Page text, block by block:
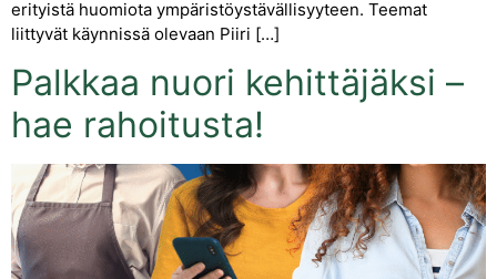
erityistä huomiota ympäristöystävällisyyteen. Teemat
liittyvät käynnissä olevaan Piiri […]
Palkkaa nuori kehittäjäksi –
hae rahoitusta!